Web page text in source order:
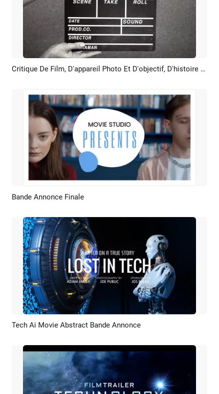
Aperçu Créer IA Critique De Film, D'appareil Photo Et D'objectif, D'histoire Et De Collage Photo Annuels
Aperçu
Bande Annonce Finale
Aperçu Créer IA
Tech Ai Movie Abstract Bande Annonce